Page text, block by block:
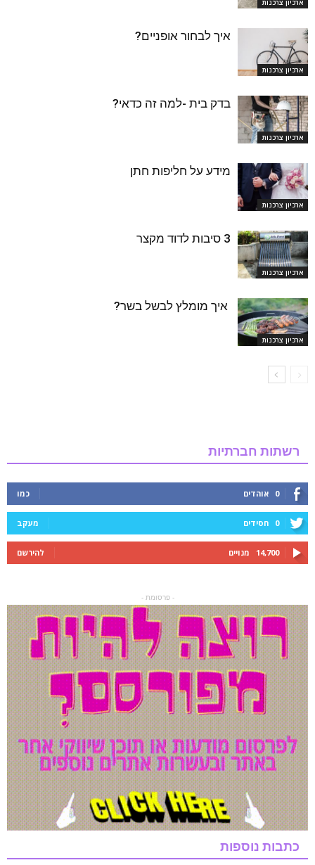
ארכיון צרכנות
ארכיון צרכנות
איך לבחור אופניים?
ארכיון צרכנות
בדק בית -למה זה כדאי?
ארכיון צרכנות
מידע על חליפות חתן
ארכיון צרכנות
3 סיבות לדוד מקצר
ארכיון צרכנות
איך מומלץ לבשל בשר?
רשתות חברתיות
0 אוהדים כמו
0 חסידים מעקב
14,700 מנויים להירשם
- פרסומת -
כתבות נוספות